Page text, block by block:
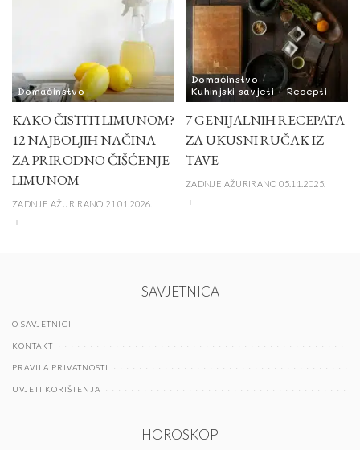
Domaćinstvo
KAKO ČISTITI LIMUNOM?
12 NAJBOLJIH NAČINA
ZA PRIRODNO ČIŠĆENJE
LIMUNOM
ZADNJE AŽURIRANO 21.01.2026.
Domaćinstvo
Kuhinjski savjeti
Recepti
7 GENIJALNIH RECEPATA
ZA UKUSNI RUČAK IZ
TAVE
ZADNJE AŽURIRANO 05.11.2025.
SAVJETNICA
O SAVJETNICI
KONTAKT
PRAVILA PRIVATNOSTI
UVJETI KORIŠTENJA
HOROSKOP